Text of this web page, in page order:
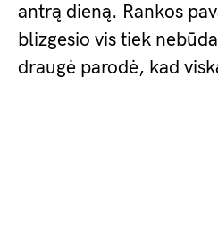
antrą dieną. Rankos
blizgesio vis tiek
draugė parodė, kad